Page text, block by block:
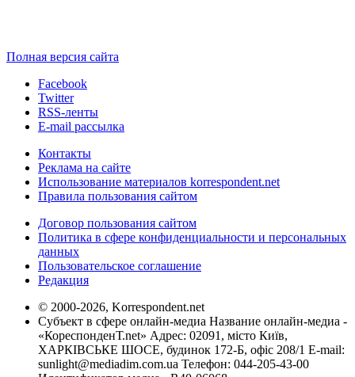
Полная версия сайта
Facebook
Twitter
RSS-ленты
E-mail рассылка
Контакты
Реклама на сайте
Использование материалов korrespondent.net
Правила пользования сайтом
Договор пользования сайтом
Политика в сфере конфиденциальности и персональных
данных
Пользовательское соглашение
Редакция
© 2000-2026, Korrespondent.net
Субъект в сфере онлайн-медиа Название онлайн-медиа -
«КореспонденТ.net» Адрес: 02091, місто Київ,
ХАРКІВСЬКЕ ШОСЕ, будинок 172-Б, офіс 208/1 E-mail:
sunlight@mediadim.com.ua Телефон: 044-205-43-00